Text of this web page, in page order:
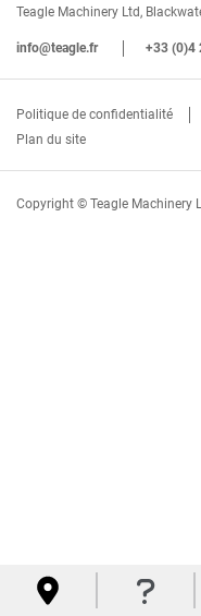

Teagle Machinery Ltd,
info@teagle.fr +33 (0)4
Politique de confidentialité
Plan du site
Copyright © Teagle Machinery